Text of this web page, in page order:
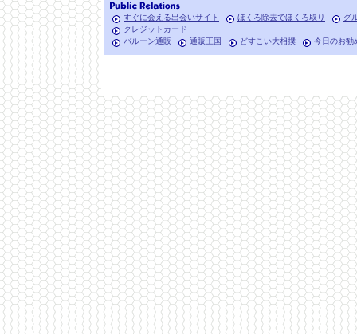
すぐに会える出会いサイト ほくろ除去でほくろ取り
グ
クレジットカード
バルーン通販
通販王国 どすこい大相撲 今日のお勧